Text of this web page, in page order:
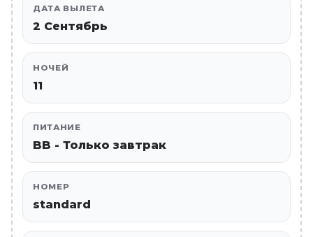
ДАТА ВЫЛЕТА
2 Сентябрь
НОЧЕЙ
11
ПИТАНИЕ
BB - Только завтрак
НОМЕР
standard